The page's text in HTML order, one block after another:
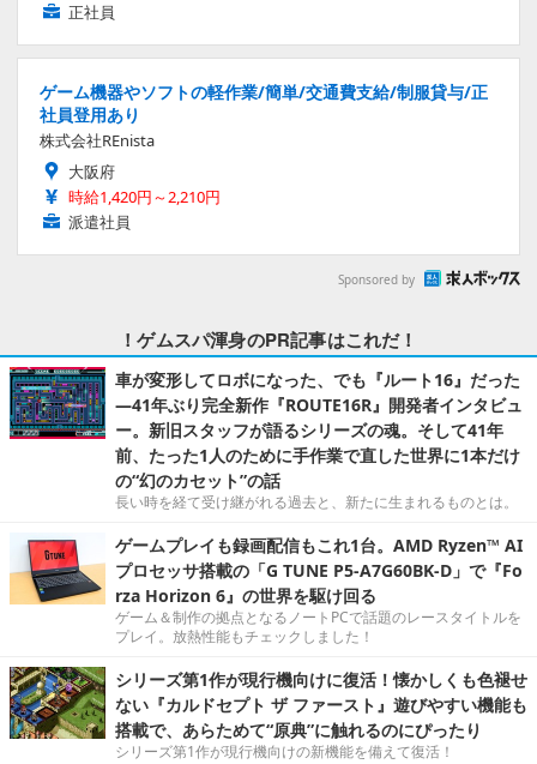
正社員
ゲーム機器やソフトの軽作業/簡単/交通費支給/制服貸与/正
社員登用あり
株式会社REnista
大阪府
時給1,420円～2,210円
派遣社員
Sponsored by
！ゲムスパ渾身のPR記事はこれだ！
車が変形してロボになった、でも『ルート16』だった
―41年ぶり完全新作『ROUTE16R』開発者インタビュ
ー。新旧スタッフが語るシリーズの魂。そして41年
前、たった1人のために手作業で直した世界に1本だけ
の“幻のカセット”の話
長い時を経て受け継がれる過去と、新たに生まれるものとは。
ゲームプレイも録画配信もこれ1台。AMD Ryzen™ AI
プロセッサ搭載の「G TUNE P5-A7G60BK-D」で『Fo
rza Horizon 6』の世界を駆け回る
ゲーム＆制作の拠点となるノートPCで話題のレースタイトルを
プレイ。放熱性能もチェックしました！
シリーズ第1作が現行機向けに復活！懐かしくも色褪せ
ない『カルドセプト ザ ファースト』遊びやすい機能も
搭載で、あらためて“原典”に触れるのにぴったり
シリーズ第1作が現行機向けの新機能を備えて復活！